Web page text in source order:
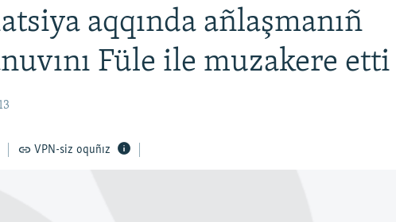
aqqında añlaşmanıñ
Füle ile muzakere etti
VPN-siz oquñız